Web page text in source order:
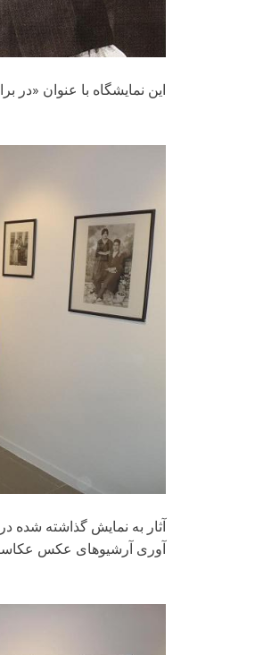
این نمایشگاه با عنوان
آوری آرشیوهای عکس عکاسان قدیمی